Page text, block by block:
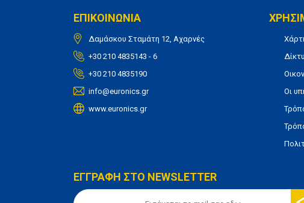
ΕΠΙΚΟΙΝΩΝΙΑ
Δαμάσκου Σταμάτη 12, Αχαρνές
+30 210 4835143 - 6
+30 210 4835190
info@euronics.gr
www.euronics.gr
Οι
ΕΓΓΡΑΦΗ ΣΤΟ NEWSLETTER